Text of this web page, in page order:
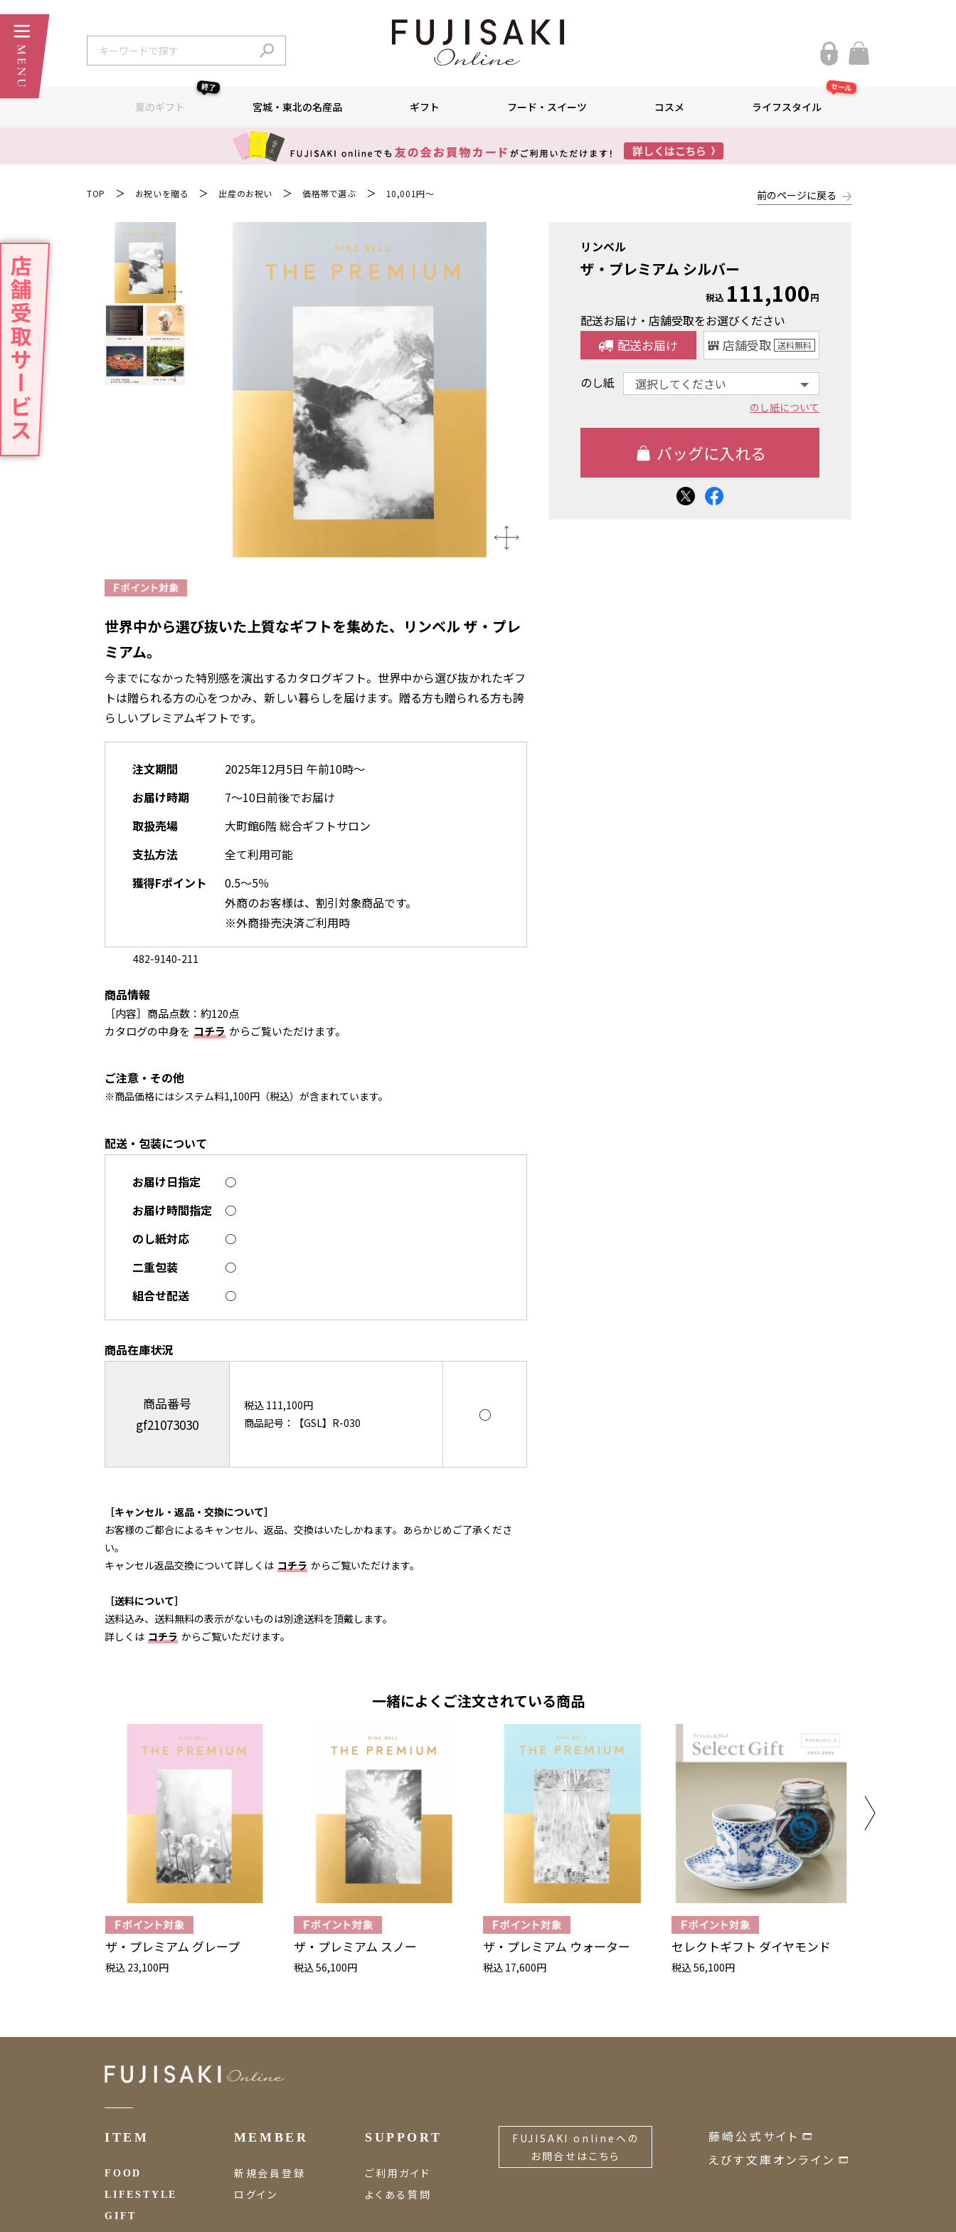
夏のギフト
終了
宮城・東北の名産品 ギフト フード・スイーツ コスメ ライフスタイル
セール
TOP ＞ お祝いを贈る ＞ 出産のお祝い ＞ 価格帯で選ぶ ＞ 10,001円～ 前のページに戻る
世界中から選び抜いた上質なギフトを集めた、リンベル ザ・プレ
ミアム。
今までになかった特別感を演出するカタログギフト。世界中から選び抜かれたギフ
トは贈られる方の心をつかみ、新しい暮らしを届けます。贈る方も贈られる方も誇
らしいプレミアムギフトです。
注文期間
2025年12月5日 午前10時～
お届け時期
7～10日前後でお届け
取扱売場
大町館6階 総合ギフトサロン
支払方法
全て利用可能
獲得Fポイント
0.5～5％
外商のお客様は、割引対象商品です。
※外商掛売決済ご利用時
482-9140-211
商品情報
［内容］商品点数：約120点
カタログの中身を コチラ からご覧いただけます。
ご注意・その他
※商品価格にはシステム料1,100円（税込）が含まれています。
配送・包装について
お届け日指定
○
お届け時間指定
○
のし紙対応
○
二重包装
○
組合せ配送
○
商品在庫状況
商品番号
gf21073030
税込 111,100円
商品記号：【GSL】R-030
○
［キャンセル・返品・交換について］
お客様のご都合によるキャンセル、返品、交換はいたしかねます。あらかじめご了承くださ
い。
キャンセル返品交換について詳しくは コチラ からご覧いただけます。
［送料について］
送料込み、送料無料の表示がないものは別途送料を頂戴します。
詳しくは コチラ からご覧いただけます。
リンベル
ザ・プレミアム シルバー
税込 111,100円
配送お届け・店舗受取をお選びください
配送お届け 店舗受取 送料無料
のし紙
のし紙について
一緒によくご注文されている商品
ザ・プレミアム グレープ
税込 23,100円
ザ・プレミアム スノー
税込 56,100円
ザ・プレミアム ウォーター
税込 17,600円
セレクトギフト ダイヤモンド
税込 56,100円
ITEM
FOOD
LIFESTYLE
GIFT
MEMBER
新規会員登録
ログイン
SUPPORT
ご利用ガイド
よくある質問
FUJISAKI onlineへの
お問合せはこちら
藤崎公式サイト
えびす文庫オンライン